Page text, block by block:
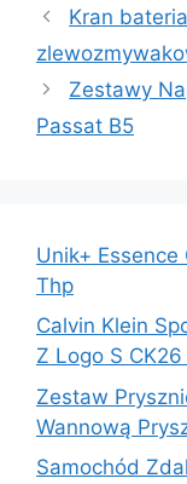
Kran
Zestawy
Passat B5
Unik+
Thp
Calvin Klein
Z Logo S
Zestaw
Wannową
Samochód